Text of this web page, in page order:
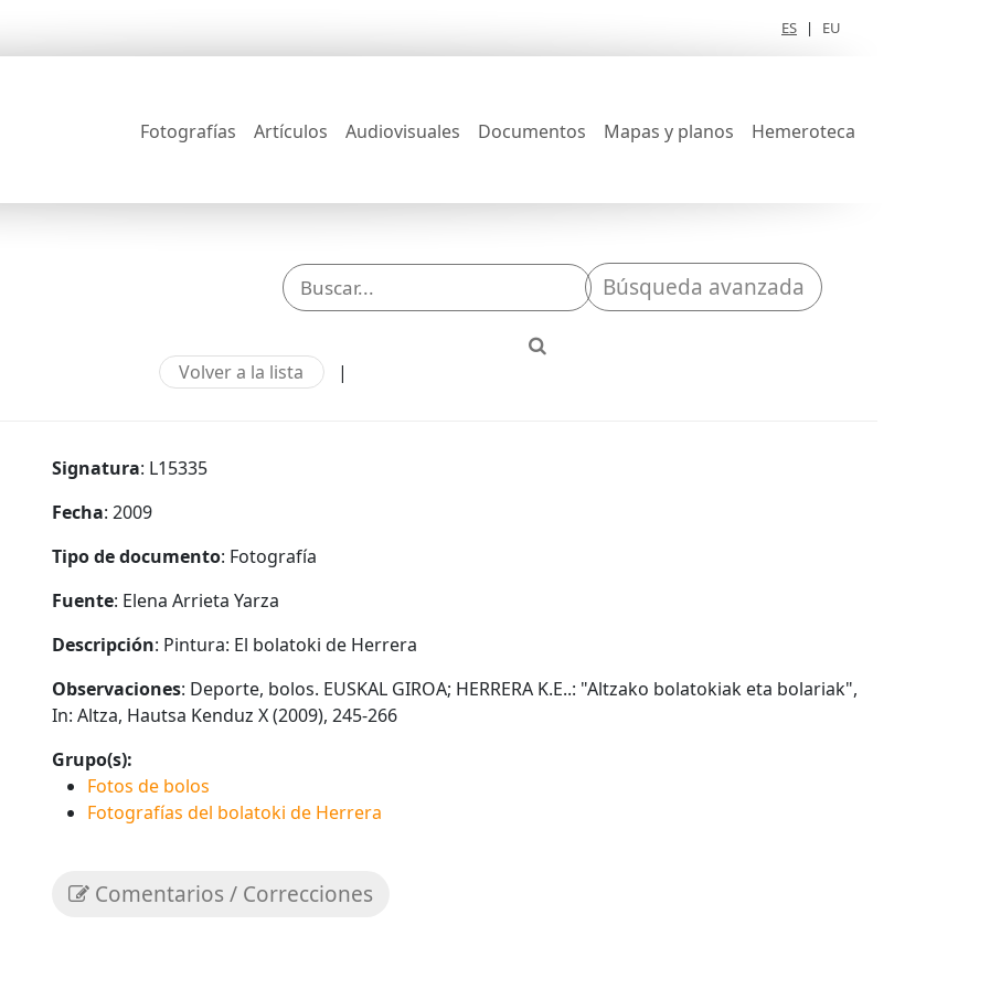
ES | EU
Fotografías Artículos Audiovisuales Documentos Mapas y planos Hemeroteca
Búsqueda avanzada
Volver a la lista |
Signatura: L15335
Fecha: 2009
Tipo de documento: Fotografía
Fuente: Elena Arrieta Yarza
Descripción: Pintura: El bolatoki de Herrera
Observaciones: Deporte, bolos. EUSKAL GIROA; HERRERA K.E..: "Altzako bolatokiak eta bolariak",
In: Altza, Hautsa Kenduz X (2009), 245-266
Grupo(s):
Fotos de bolos
Fotografías del bolatoki de Herrera
Comentarios / Correcciones